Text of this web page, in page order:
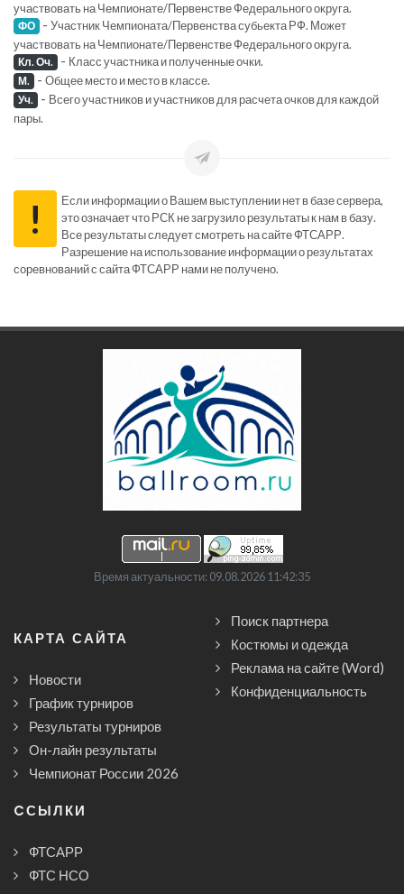
участвовать на Чемпионате/Первенстве Федерального округа.
ФО - Участник Чемпионата/Первенства субьекта РФ. Может
участвовать на Чемпионате/Первенстве Федерального округа.
Кл. Оч. - Класс участника и полученные очки.
М. - Общее место и место в классе.
Уч. - Всего участников и участников для расчета очков для каждой
пары.
!
Если информации о Вашем выступлении нет в базе сервера,
это означает что РСК не загрузило результаты к нам в базу.
Все результаты следует смотреть на сайте ФТСАРР.
Разрешение на использование информации о результатах
соревнований с сайта ФТСАРР нами не получено.
Время актуальности: 09.08.2026 11:42:35
КАРТА САЙТА
Новости
График турниров
Результаты турниров
Он-лайн результаты
Чемпионат России 2026
Поиск партнера
Костюмы и одежда
Реклама на сайте (Word)
Конфиденциальность
CСЫЛКИ
ФТСАРР
ФТС НСО